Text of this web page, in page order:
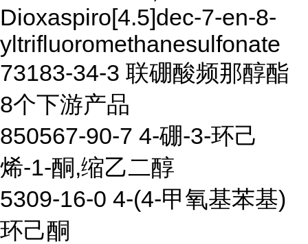
Dioxaspiro[4.5]dec-7-en-8-
yltrifluoromethanesulfonate
73183-34-3 联硼酸频那醇酯
8个下游产品
850567-90-7 4-硼-3-环己
烯-1-酮,缩乙二醇
5309-16-0 4-(4-甲氧基苯基)
环己酮